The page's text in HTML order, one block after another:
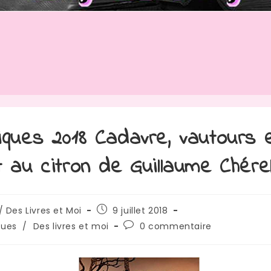
2018 Cadavre, vautours
au citron de Guillaume
Des Livres et Moi
Publication
publiée :
9 juillet 2018
/ Des livres et moi
Commentaires
publication :
0 commentaire